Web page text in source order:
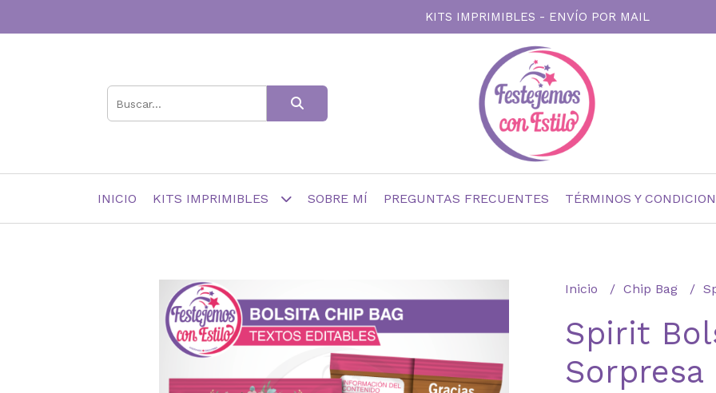
KITS IMPRIMIBLES - ENVÍO POR MAIL
INICIO KITS IMPRIMIBLES SOBRE MÍ PREGUNTAS FRECUENTES TÉRMINOS Y
Inicio Chip Bag
Spirit
Sorpresa